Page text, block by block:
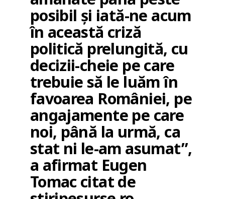
posibil și iată-ne acum
în această criză
politică prelungită, cu
decizii-cheie pe care
trebuie să le luăm în
favoarea României, pe
angajamente pe care
noi, până la urmă, ca
stat ni le-am asumat”,
a afirmat Eugen
Tomac citat de